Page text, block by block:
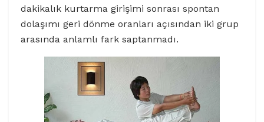
dakikalık kurtarma girişimi sonrası spontan
dolaşımı geri dönme oranları açısından iki grup
arasında anlamlı fark saptanmadı.